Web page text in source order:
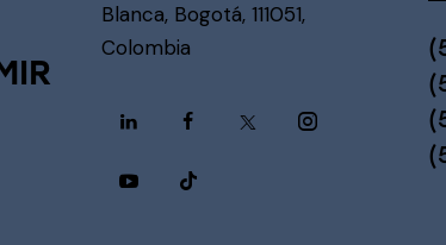
Blanca, Bogotá, 111051,
Colombia